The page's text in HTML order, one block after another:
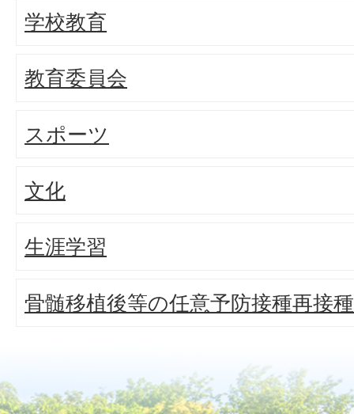
学校教育
教育委員会
スポーツ
文化
生涯学習
骨髄移植後等の任意予防接種再接